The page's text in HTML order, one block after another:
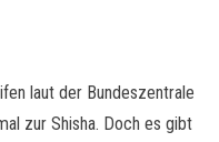
laut der Bundeszentrale
zur Shisha. Doch es gibt